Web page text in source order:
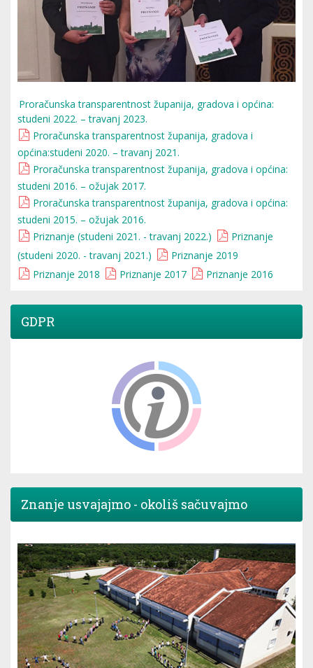
Proračunska transparentnost županija, gradova i općina:
studeni 2022. – travanj 2023.
Proračunska transparentnost županija, gradova i
općina:studeni 2020. – travanj 2021.
Proračunska transparentnost županija, gradova i općina:
studeni 2016. – ožujak 2017.
Proračunska transparentnost županija, gradova i općina:
studeni 2015. – ožujak 2016.
Priznanje (studeni 2021. - travanj 2022.)
Priznanje
(studeni 2020. - travanj 2021.)
Priznanje 2019
Priznanje 2018
Priznanje 2017 Priznanje 2016
GDPR
Znanje usvajajmo - okoliš sačuvajmo